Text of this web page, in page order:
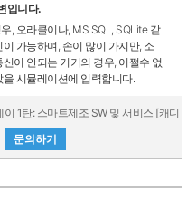
입니다.
, 오라클이나, MS SQL, SQLite 같
가능하며, 손이 많이 가지만, 소
이 안되는 기기의 경우, 어쩔수 없
시뮬레이션에 입력합니다.
1탄: 스마트제조 SW 및 서비스 [캐디
문의하기